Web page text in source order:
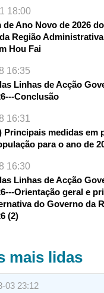
18:00
de Ano Novo de 2026
Região
Hou Fai
16:35
Linhas de Acção
Conclusão
16:31
Principais medidas em
para o ano de
16:30
Linhas de Acção
Orientação geral e
do Governo da
(2)
mais lidas
03 23:12